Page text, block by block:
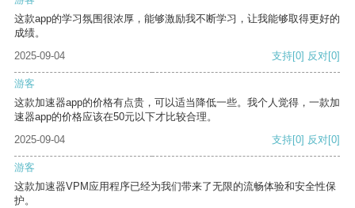
这款app的学习氛围很浓厚，能够激励我不断学习，让我能够取得更好的
成绩。
2025-09-04
支持[0] 反对[0]
游客
这款加速器app的价格有点贵，可以适当降低一些。我个人觉得，一款加
速器app的价格应该在50元以下才比较合理。
2025-09-04
支持[0] 反对[0]
游客
这款加速器VPM应用程序已经为我们带来了无限的流畅体验和安全性保
护。